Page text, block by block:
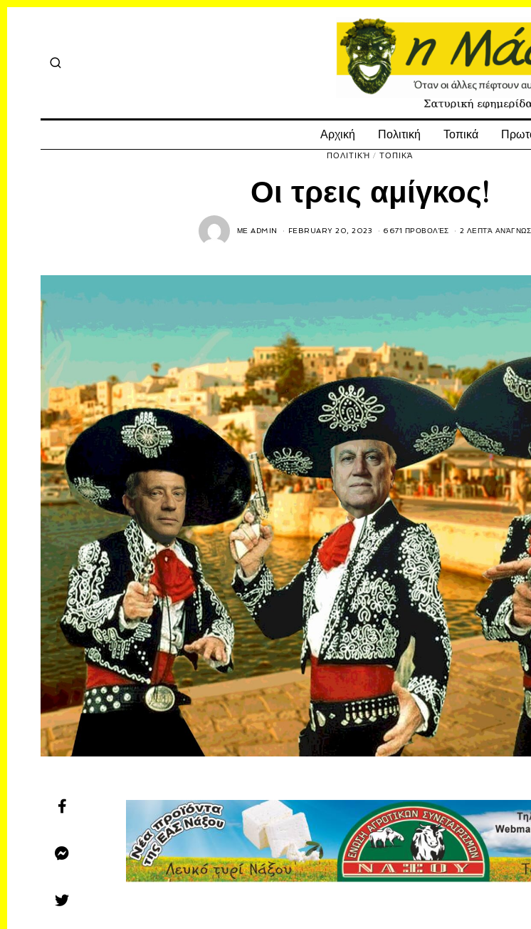
Αρχική Πολιτική Τοπικά
ΠΟΛΙΤΙΚΉ / ΤΟΠΙΚΆ
Οι τρεις αμίγκος!
ΜΕADMIN FEBRUARY 20, 2023 6671 ΠΡΟΒΟΛΈΣ 2 ΛΕΠΤΆ